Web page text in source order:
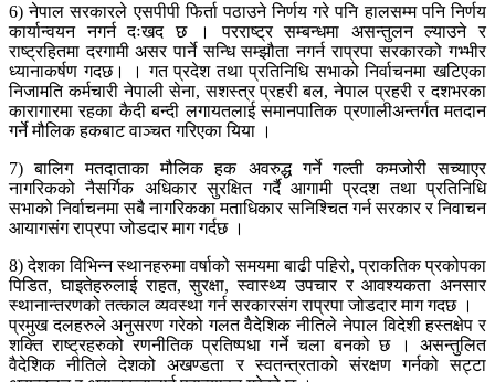
6) नेपाल सरकारले एसपीपी फिर्ता पठाउने निर्णय गरे पनि हालसम्म पनि निर्णय
कार्यान्वयन नगर्न दःखद छ । परराष्ट्र सम्बन्धमा असन्तुलन ल्याउने र
राष्ट्रहितमा दरगामी असर पार्ने सन्धि सम्झौता नगर्न राप्रपा सरकारको गभ्भीर
ध्यानाकर्षण गदछ। । गत प्रदेश तथा प्रतिनिधि सभाको निर्वाचनमा खटिएका
निजामति कर्मचारी नेपाली सेना, सशस्त्र प्रहरी बल, नेपाल प्रहरी र दशभरका
कारागारमा रहका कैदी बन्दी लगायतलाई समानपातिक प्रणालीअन्तर्गत मतदान
गर्ने मौलिक हकबाट वाञ्चत गरिएका यिया ।
7) बालिग मतदाताका मौलिक हक अवरुद्ध गर्ने गल्ती कमजोरी सच्याएर
नागरिकको नैसर्गिक अधिकार सुरक्षित गर्दै आगामी प्रदश तथा प्रतिनिधि
सभाको निर्वाचनमा सबै नागरिकका मताधिकार सनिश्चित गर्न सरकार र निवाचन
आयागसंग राप्रपा जोडदार माग गर्दछ ।
8) देशका विभिन्न स्थानहरुमा वर्षाको समयमा बाढी पहिरो, प्राकतिक प्रकोपका
पिडित, घाइतेहरुलाई राहत, सुरक्षा, स्वास्थ्य उपचार र आवश्यकता अनसार
स्थानान्तरणको तत्काल व्यवस्था गर्न सरकारसंग राप्रपा जोडदार माग गदछ ।
प्रमुख दलहरुले अनुसरण गरेको गलत वैदेशिक नीतिले नेपाल विदेशी हस्तक्षेप र
शक्ति राष्ट्रहरुको रणनीतिक प्रतिष्पधा गर्ने चला बनको छ । असन्तुलित
वैदेशिक नीतिले देशको अखण्डता र स्वतन्त्रताको संरक्षण गर्नको सट्टा